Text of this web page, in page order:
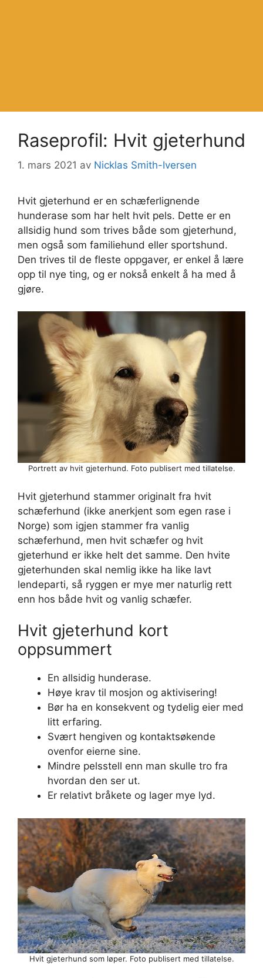
Raseprofil: Hvit gjeterhund
1. mars 2021 av Nicklas Smith-Iversen
Hvit gjeterhund er en schæferlignende
hunderase som har helt hvit pels. Dette er en
allsidig hund som trives både som gjeterhund,
men også som familiehund eller sportshund.
Den trives til de fleste oppgaver, er enkel å lære
opp til nye ting, og er nokså enkelt å ha med å
gjøre.
Portrett av hvit gjeterhund. Foto publisert med tillatelse.
Hvit gjeterhund stammer originalt fra hvit
schæferhund (ikke anerkjent som egen rase i
Norge) som igjen stammer fra vanlig
schæferhund, men hvit schæfer og hvit
gjeterhund er ikke helt det samme. Den hvite
gjeterhunden skal nemlig ikke ha like lavt
lendeparti, så ryggen er mye mer naturlig rett
enn hos både hvit og vanlig schæfer.
Hvit gjeterhund kort
oppsummert
En allsidig hunderase.
Høye krav til mosjon og aktivisering!
Bør ha en konsekvent og tydelig eier med
litt erfaring.
Svært hengiven og kontaktsøkende
ovenfor eierne sine.
Mindre pelsstell enn man skulle tro fra
hvordan den ser ut.
Er relativt bråkete og lager mye lyd.
Hvit gjeterhund som løper. Foto publisert med tillatelse.